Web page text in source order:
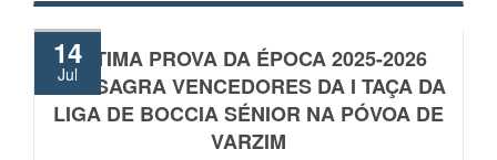
ÚLTIMA PROVA DA ÉPOCA 2025-2026
CONSAGRA VENCEDORES DA I TAÇA DA
LIGA DE BOCCIA SÉNIOR NA PÓVOA DE
VARZIM
14
Jul